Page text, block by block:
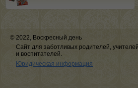
© 2022, Воскресный день
Сайт для заботливых родителей, учителей
и воспитателей.
Юридическая информация